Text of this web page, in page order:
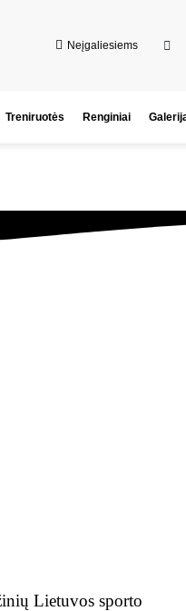
Neįgaliesiems
Treniruotės Renginiai
Lietuvos sporto